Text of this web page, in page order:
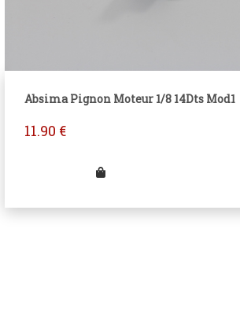
Absima Pignon Moteur 1/8 14Dts Mod1
11.90 €